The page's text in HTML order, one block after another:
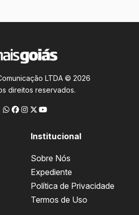
LTDA © 2026
direitos reservados.
Institucional
Sobre Nós
Expediente
Política de Privacidade
Termos de Uso